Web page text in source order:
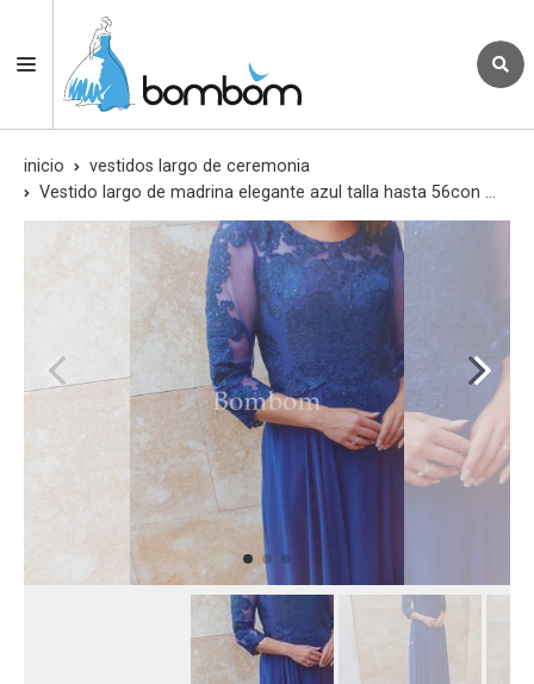
inicio
vestidos largo de ceremonia
Vestido largo de madrina elegante azul talla hasta 56con mangas